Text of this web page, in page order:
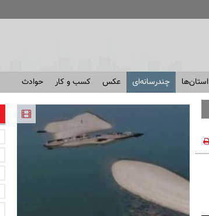
استان‌ها چندرسانه‌ای عکس کسب و کار حوادث